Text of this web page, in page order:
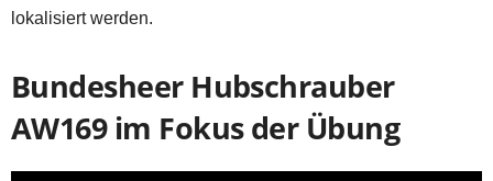
lokalisiert werden.
Bundesheer Hubschrauber
AW169 im Fokus der Übung